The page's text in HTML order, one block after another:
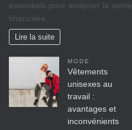
essentiels pour analyser la santé
financière…
Lire la suite
MODE
Vêtements
unisexes au
travail :
avantages et
inconvénients